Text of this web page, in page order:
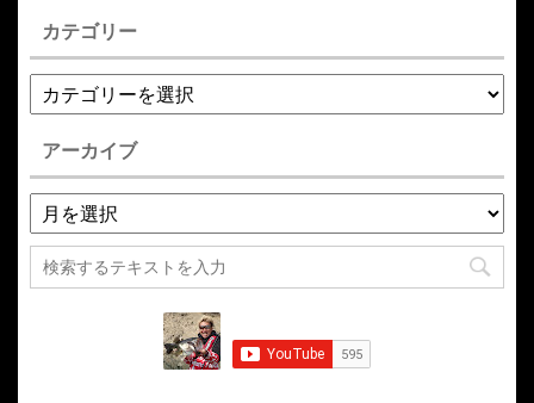
カテゴリー
アーカイブ